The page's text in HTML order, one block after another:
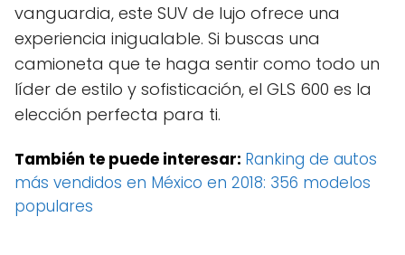
vanguardia, este SUV de lujo ofrece una
experiencia inigualable. Si buscas una
camioneta que te haga sentir como todo un
líder de estilo y sofisticación, el GLS 600 es la
elección perfecta para ti.
También te puede interesar: Ranking de autos
más vendidos en México en 2018: 356 modelos
populares